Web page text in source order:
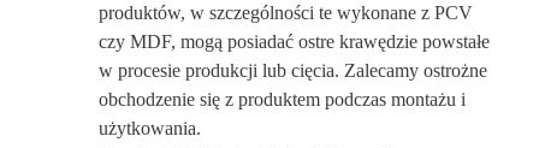
produktów, w szczególności te wykonane z PCV
czy MDF, mogą posiadać ostre krawędzie powstałe
w procesie produkcji lub cięcia. Zalecamy ostrożne
obchodzenie się z produktem podczas montażu i
użytkowania.